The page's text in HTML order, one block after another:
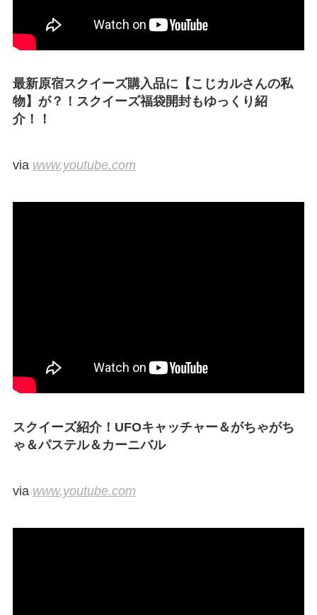
最新原宿スクイーズ購入品に【こじカルさんの私
物】が？！スクイーズ福袋開封もゆっくり紹
介！！
via www.youtube.com
スクイーズ紹介！UFOキャッチャー＆がちゃがち
ゃ＆パステル＆カーニバル
via www.youtube.com